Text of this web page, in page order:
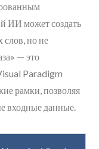
ИИ может создать
но не
— это
Paradigm
рамки, позволяя
входные данные.